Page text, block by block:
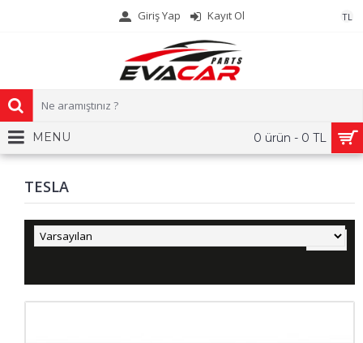
TL
Giriş Yap Kayıt Ol
0 ürün - 0 TL
MENU
TESLA